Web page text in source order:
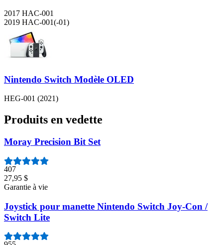
2017 HAC-001
2019 HAC-001(-01)
Nintendo Switch Modèle OLED
HEG-001 (2021)
Produits en vedette
Moray Precision Bit Set
407
27,95 $
Garantie à vie
Joystick pour manette Nintendo Switch Joy-Con /
Switch Lite